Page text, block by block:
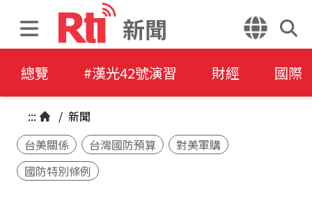
新聞
總覽 #漢光42號演習 財經 國際
::: / 新聞
台美關係
台灣國防預算
對美軍購
國防特別條例